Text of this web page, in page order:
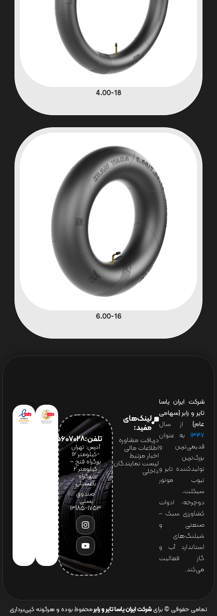
4.00-18
6.00-16
شرکت ایران یاسا
تایر و رابر (سهامی
عام) از سال
۱۳۴۷ به عنوان
قدیمی‌ترین و
بزرگ‌ترین
تولیدکننده تایر و
تیوب موتور
سیکلت،
دوچرخه، ادوات
کشاورزی سبک –
صنعتی و
شیلنگ‌های
استاندارد آب و
گاز فعالیت
می‌کند.
لینک‌های
مفید:
دریافت مشاوره
اطلاعات مالی
اخبار مرتبط
لیست نمایندگان
داخلی
تلفن:65607028(021)
آدرس: تهران
-کیلومتر 12
بزرگراه فتح –
کیلومتر ۲
بزرگراه
باغستان
صندوق
پستی:
1753-13185
تمامی حقوقی © برای شرکت ایران یاسا تایر و رابرمحفوظ بوده و هرگونه کپی‌برداری